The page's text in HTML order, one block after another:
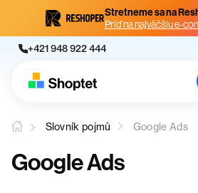
Stretneme sa na
Príď na najväčšiu e-
+421 948 922 444
Slovník pojmů Google Ads
Google Ads